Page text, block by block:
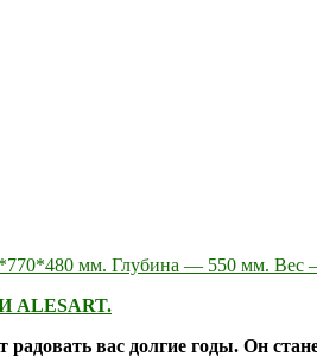
мм. Глубина — 550 мм. Вес
радовать вас долгие годы. Он